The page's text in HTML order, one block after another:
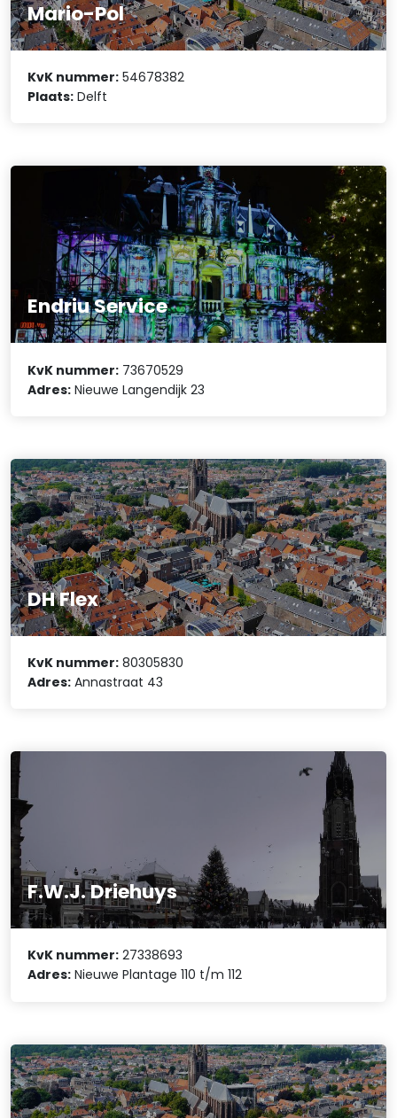
Mario-Pol
KvK nummer: 54678382
Plaats: Delft
Endriu Service
KvK nummer: 73670529
Adres: Nieuwe Langendijk 23
DH Flex
KvK nummer: 80305830
Adres: Annastraat 43
F.W.J. Driehuys
KvK nummer: 27338693
Adres: Nieuwe Plantage 110 t/m 112